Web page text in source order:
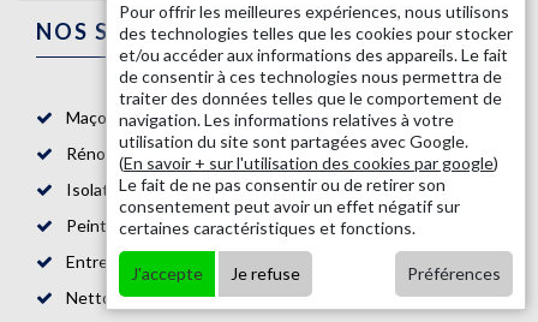
NOS SERVICES
Maçon 87
Rénovation salle de bain 87
Isolation mur intérieur 87
Peintre intérieur 87
Entreprise de maçonnerie 87
Nettoyage de toiture 87
Pour offrir les meilleures expériences, nous utilisons
des technologies telles que les cookies pour stocker
et/ou accéder aux informations des appareils. Le fait
de consentir à ces technologies nous permettra de
traiter des données telles que le comportement de
navigation. Les informations relatives à votre
utilisation du site sont partagées avec Google.
(En savoir + sur l'utilisation des cookies par google)
Le fait de ne pas consentir ou de retirer son
consentement peut avoir un effet négatif sur
certaines caractéristiques et fonctions.
J'accepte Je refuse Préférences